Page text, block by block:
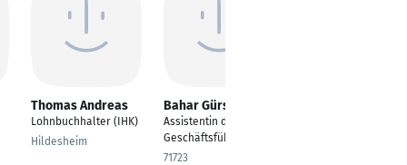
Thomas Andreas
Lohnbuchhalter (IHK)
Hildesheim
Bahar Gürses
Assistentin der
Geschäftsführung
71723